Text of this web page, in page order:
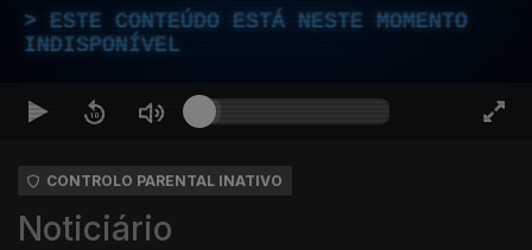
ESTE CONTEÚDO ESTÁ NESTE MOMENTO
INDISPONÍVEL
CONTROLO PARENTAL INATIVO
Noticiário